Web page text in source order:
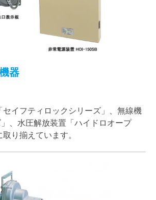
器
セイフティロックシリーズ」、無線機
」、水圧解放装置「ハイドロオープ
り揃えています。